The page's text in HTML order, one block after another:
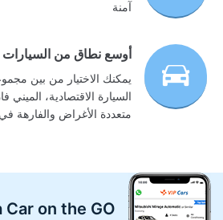
آمنة
أوسع نطاق من السيارات
يمكنك الاختيار من بين
السيارة الاقتصادية، الميني
متعددة الأغراض والفارهة
Car on the GO!